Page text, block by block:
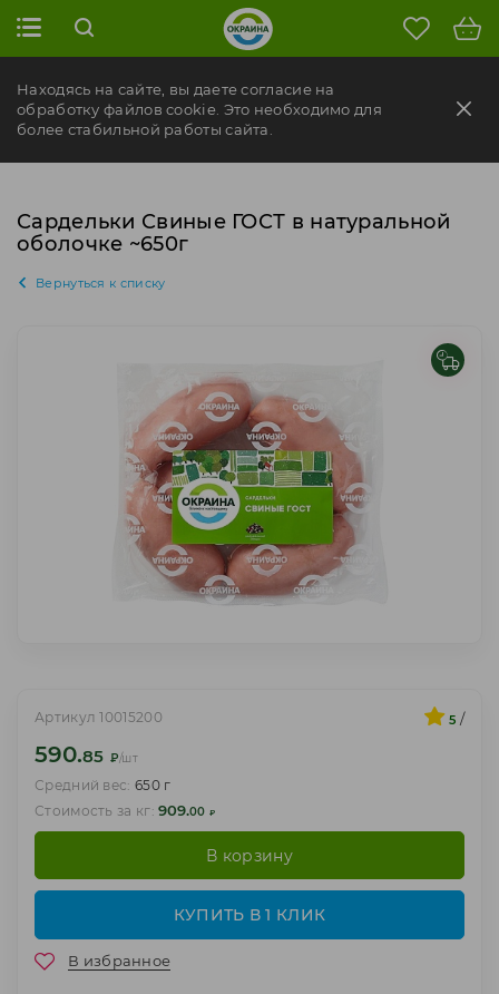
Находясь на сайте, вы даете согласие на
обработку файлов cookie. Это необходимо для
более стабильной работы сайта.
Сардельки Свиные ГОСТ в натуральной
оболочке ~650г
Вернуться к списку
Артикул 10015200 5 /
590.85 ₽/шт
Средний вес: 650 г
Стоимость за кг:909.00 ₽
В корзину
КУПИТЬ В 1 КЛИК
В избранное